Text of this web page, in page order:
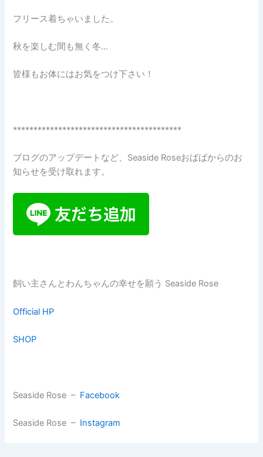
フリース着ちゃいました。
秋を楽しむ間も無く冬…
皆様もお体にはお気をつけ下さい！
*****************************************
ブログのアップデートなど、Seaside Roseおばばからのお
知らせを受け取れます。
飼い主さんとわんちゃんの幸せを願う Seaside Rose
Official HP
SHOP
Seaside Rose – Facebook
Seaside Rose – Instagram